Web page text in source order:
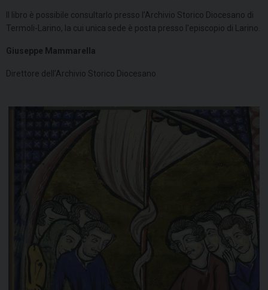
Il libro è possibile consultarlo presso l’Archivio Storico Diocesano di
Termoli-Larino, la cui unica sede è posta presso l’episcopio di Larino.
Giuseppe Mammarella
Direttore dell’Archivio Storico Diocesano